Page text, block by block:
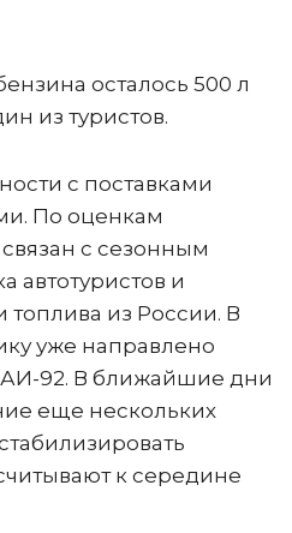
осталось 500 л
из туристов.
с поставками
По оценкам
с сезонным
автотуристов и
топлива из России. В
уже направлено
АИ-92. В ближайшие дни
еще нескольких
к середине